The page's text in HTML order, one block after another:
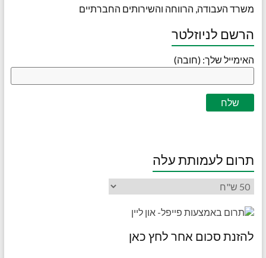
משרד העבודה, הרווחה והשירותים החברתיים
הרשם לניוזלטר
האימייל שלך: (חובה)
תרום לעמותת עלה
להזנת סכום אחר לחץ כאן